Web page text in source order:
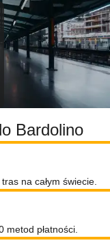
Bardolino
na całym świecie.
płatności.